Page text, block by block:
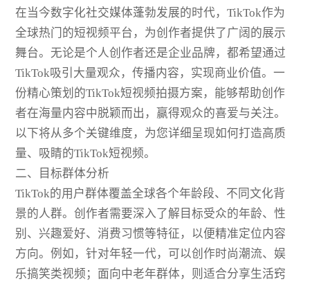
在当今数字化社交媒体蓬勃发展的时代，TikTok作为
全球热门的短视频平台，为创作者提供了广阔的展示
舞台。无论是个人创作者还是企业品牌，都希望通过
TikTok吸引大量观众，传播内容，实现商业价值。一
份精心策划的TikTok短视频拍摄方案，能够帮助创作
者在海量内容中脱颖而出，赢得观众的喜爱与关注。
以下将从多个关键维度，为您详细呈现如何打造高质
量、吸睛的TikTok短视频。
二、目标群体分析
TikTok的用户群体覆盖全球各个年龄段、不同文化背
景的人群。创作者需要深入了解目标受众的年龄、性
别、兴趣爱好、消费习惯等特征，以便精准定位内容
方向。例如，针对年轻一代，可以创作时尚潮流、娱
乐搞笑类视频；面向中老年群体，则适合分享生活窍